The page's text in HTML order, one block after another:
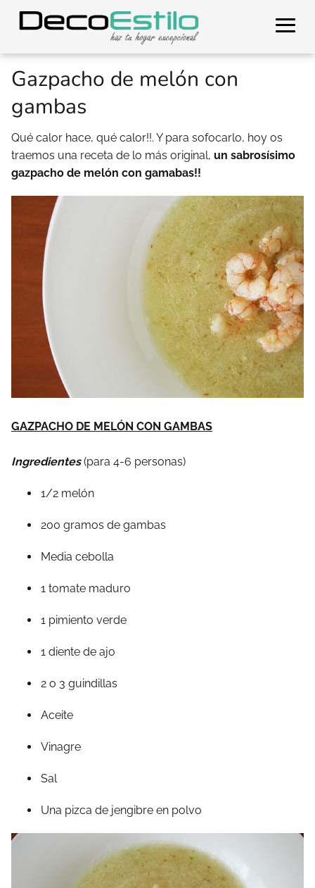
Gazpacho de melón con
gambas
Qué calor hace, qué calor!!. Y para sofocarlo, hoy os
traemos una receta de lo más original, un sabrosísimo
gazpacho de melón con gamabas!!
GAZPACHO DE MELÓN CON GAMBAS
Ingredientes(para 4-6 personas)
1/2 melón
200 gramos de gambas
Media cebolla
1 tomate maduro
1 pimiento verde
1 diente de ajo
2 o 3 guindillas
Aceite
Vinagre
Sal
Una pizca de jengibre en polvo